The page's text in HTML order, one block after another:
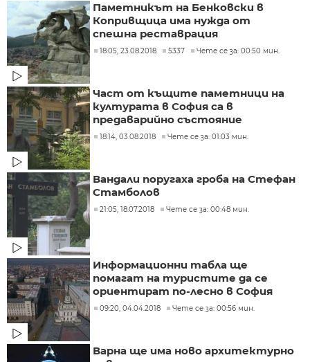
Паметникът на Бенковски в
Копривщица има нужда от
спешна реставрация
18:05, 23.08.2018 5337 Чете се за: 00:50 мин.
Част от къщите паметници на
културата в София са в
предаварийно състояние
18:14, 03.08.2018 Чете се за: 01:03 мин.
Вандали поругаха гроба на Стефан
Стамболов
21:05, 18.07.2018 Чете се за: 00:48 мин.
Информационни табла ще
помагат на туристите да се
ориентират по-лесно в София
09:20, 04.04.2018 Чете се за: 00:56 мин.
Варна ще има ново архитектурно